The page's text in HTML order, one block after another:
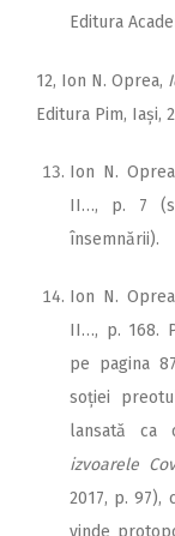
Editura
12, Ion N. Oprea,
Editura Pim, Iași,
Ion N.
II…, p. 7
însemnării).
Ion N.
II…, p. 168.
pe pagina
soției
lansată ca
izvoarele
2017, p. 97),
vinde